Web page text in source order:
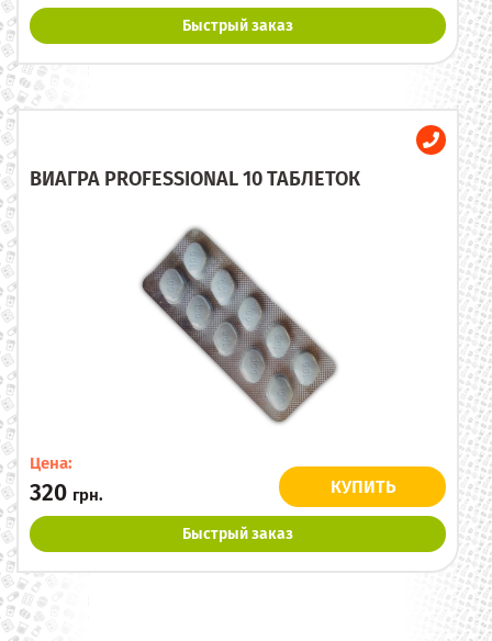
Быстрый заказ
ВИАГРА PROFESSIONAL 10 ТАБЛЕТОК
Цена:
320 грн. КУПИТЬ
Быстрый заказ